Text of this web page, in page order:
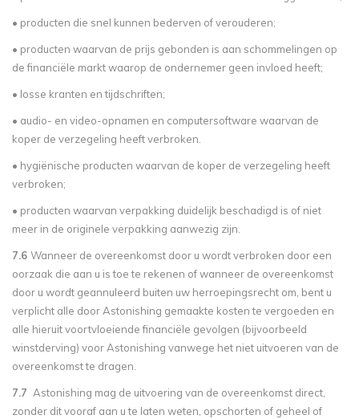
• producten die snel kunnen bederven of verouderen;
• producten waarvan de prijs gebonden is aan schommelingen op
de financiële markt waarop de ondernemer geen invloed heeft;
• losse kranten en tijdschriften;
• audio- en video-opnamen en computersoftware waarvan de
koper de verzegeling heeft verbroken.
• hygiënische producten waarvan de koper de verzegeling heeft
verbroken;
• producten waarvan verpakking duidelijk beschadigd is of niet
meer in de originele verpakking aanwezig zijn.
7.6 Wanneer de overeenkomst door u wordt verbroken door een
oorzaak die aan u is toe te rekenen of wanneer de overeenkomst
door u wordt geannuleerd buiten uw herroepingsrecht om, bent u
verplicht alle door Astonishing gemaakte kosten te vergoeden en
alle hieruit voortvloeiende financiële gevolgen (bijvoorbeeld
winstderving) voor Astonishing vanwege het niet uitvoeren van de
overeenkomst te dragen.
7.7 Astonishing mag de uitvoering van de overeenkomst direct,
zonder dit vooraf aan u te laten weten, opschorten of geheel of